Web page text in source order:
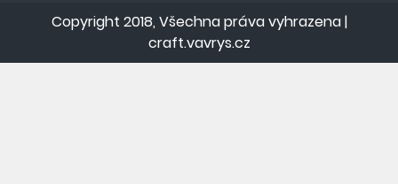
Copyright 2018, Všechna práva vyhrazena |
craft.vavrys.cz